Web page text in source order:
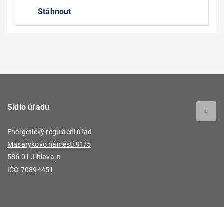
Stáhnout
Sídlo úřadu
Energetický regulační úřad
Masarykovo náměstí 91/5
586 01 Jihlava
IČO 70894451